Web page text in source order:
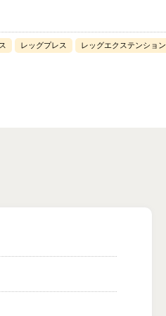
レッグプレス レッグエクステンション